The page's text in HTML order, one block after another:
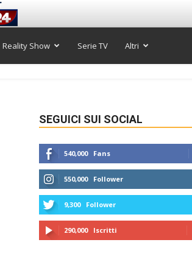
Reality Show Serie TV Altri
SEGUICI SUI SOCIAL
540,000 Fans
550,000 Follower
9,300 Follower
290,000 Iscritti